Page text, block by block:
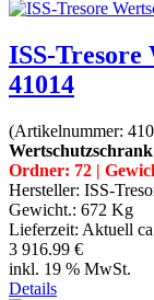
ISS-Tresore
41014
(Artikelnummer:
Ordner: 72 |
Hersteller: ISS-
Gewicht.: 672 Kg
Lieferzeit: Aktuell
3 916.99 €
inkl. 19 % MwSt.
Details